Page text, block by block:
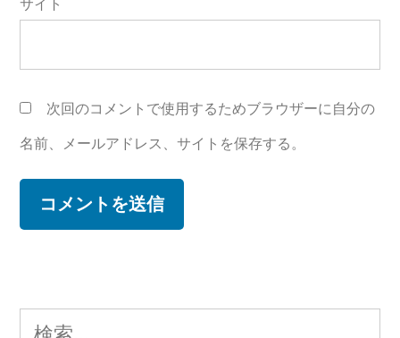
サイト
次回のコメントで使用するためブラウザーに自分の
名前、メールアドレス、サイトを保存する。
検